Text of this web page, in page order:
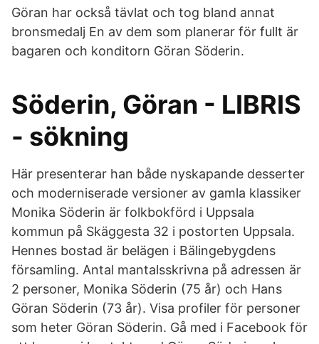
Göran har också tävlat och tog bland annat
bronsmedalj En av dem som planerar för fullt är
bagaren och konditorn Göran Söderin.
Söderin, Göran - LIBRIS
- sökning
Här presenterar han både nyskapande desserter
och moderniserade versioner av gamla klassiker
Monika Söderin är folkbokförd i Uppsala
kommun på Skäggesta 32 i postorten Uppsala.
Hennes bostad är belägen i Bälingebygdens
församling. Antal mantalsskrivna på adressen är
2 personer, Monika Söderin (75 år) och Hans
Göran Söderin (73 år). Visa profiler för personer
som heter Göran Söderin. Gå med i Facebook för